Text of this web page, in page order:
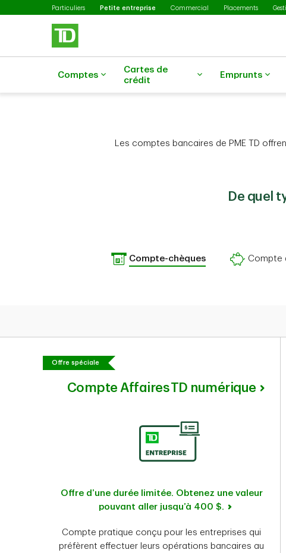
Passer au contenu principal
Particuliers Petite entreprise Sélectionné
Commercial Placements
Comptes
Cartes de
crédit
Emprunts
Les comptes bancaires de PME TD
De quel
Compte-chèques
Compte-chèques
Compte
Compte
Offre spéciale
Compte Affaires TD numérique
Offre d’une durée limitée. Obtenez une valeur
pouvant aller jusqu’à 400 $.
Compte pratique conçu pour les entreprises qui
préfèrent effectuer leurs opérations bancaires au